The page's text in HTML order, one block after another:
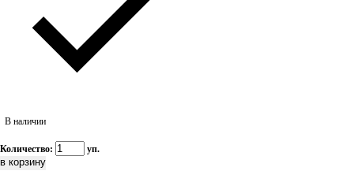
В наличии
Количество: уп.